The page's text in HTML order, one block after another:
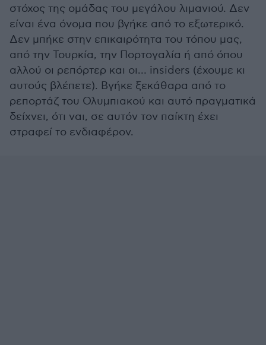
στόχος της ομάδας του μεγάλου λιμανιού. Δεν
είναι ένα όνομα που βγήκε από το εξωτερικό.
Δεν μπήκε στην επικαιρότητα του τόπου μας,
από την Τουρκία, την Πορτογαλία ή από όπου
αλλού οι ρεπόρτερ και οι… insiders (έχουμε κι
αυτούς βλέπετε). Βγήκε ξεκάθαρα από το
ρεπορτάζ του Ολυμπιακού και αυτό πραγματικά
δείχνει, ότι ναι, σε αυτόν τον παίκτη έχει
στραφεί το ενδιαφέρον.